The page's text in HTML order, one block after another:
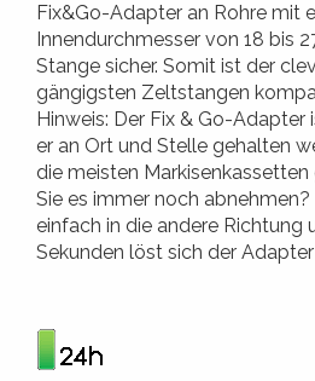
Fix&Go-Adapter an Rohre mit
Innendurchmesser von 18 bis
Stange sicher. Somit ist der
gängigsten Zeltstangen
Hinweis: Der Fix & Go-
er an Ort und Stelle gehalten
die meisten
Sie es immer noch abnehmen?
einfach in die andere Richtung
Sekunden löst sich der Adapter